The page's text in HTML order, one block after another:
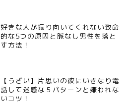
好きな人が振り向いてくれない致命
的な5つの原因と脈なし男性を落と
す方法！
【うざい】片思いの彼にいきなり電
話して迷惑な５パターンと嫌われな
いコツ！